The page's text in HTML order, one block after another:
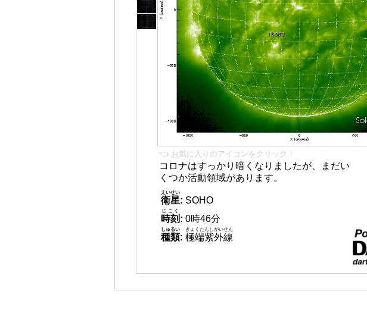
👈 お気に入りのアイコンをクリック！
コロナはすっかり暗くなりましたが、まだい
くつか活動領域があります。
衛星
えいせい
: SOHO
時刻
じこく
: 0時46分
種類
しゅるい
: 極端紫外線
きょくたんしがいせん